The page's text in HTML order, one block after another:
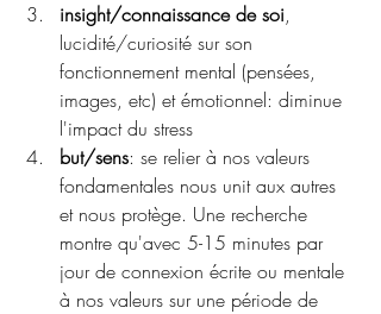
insight/connaissance de soi,
lucidité/curiosité sur son
fonctionnement mental (pensées,
images, etc) et émotionnel: diminue
l'impact du stress
but/sens: se relier à nos valeurs
fondamentales nous unit aux autres
et nous protège. Une recherche
montre qu'avec 5-15 minutes par
jour de connexion écrite ou mentale
à nos valeurs sur une période de